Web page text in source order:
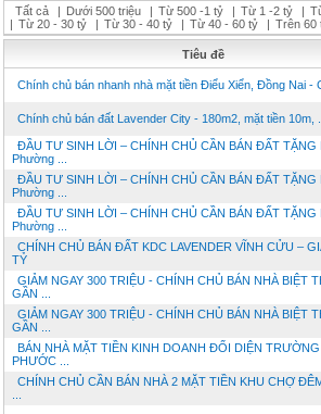
Tất cả
| Dưới 500 triệu | Từ 500 -1 tỷ | Từ 1 -2 tỷ |
| Từ 20 - 30 tỷ | Từ 30 - 40 tỷ | Từ 40 - 60 tỷ | Trên 60
Tiêu đề
Chính chủ bán nhanh nhà mặt tiền Điểu Xiển, Đồng Nai -
Chính chủ bán đất Lavender City - 180m2, mặt tiền 10m, ...
ĐẦU TƯ SINH LỜI – CHÍNH CHỦ CẦN BÁN ĐẤT TẶNG
Phường ...
ĐẦU TƯ SINH LỜI – CHÍNH CHỦ CẦN BÁN ĐẤT TẶNG
Phường ...
ĐẦU TƯ SINH LỜI – CHÍNH CHỦ CẦN BÁN ĐẤT TẶNG
Phường ...
CHÍNH CHỦ BÁN ĐẤT KDC LAVENDER VĨNH CỬU –
TỶ
GIẢM NGAY 300 TRIỆU - CHÍNH CHỦ BÁN NHÀ BIỆT
GẦN ...
GIẢM NGAY 300 TRIỆU - CHÍNH CHỦ BÁN NHÀ BIỆT
GẦN ...
BÁN NHÀ MẶT TIỀN KINH DOANH ĐỐI DIỆN
PHƯỚC ...
CHÍNH CHỦ CẦN BÁN NHÀ 2 MẶT TIỀN KHU CHỢ